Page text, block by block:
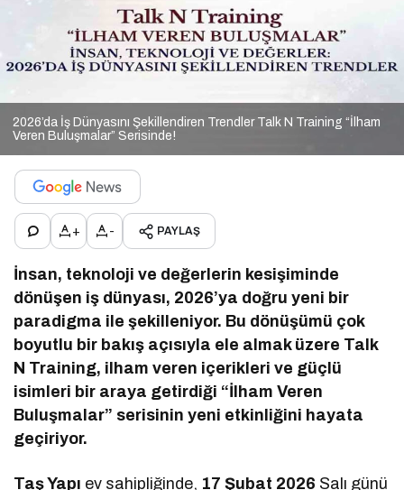
2026’da İş Dünyasını Şekillendiren Trendler Talk N Training “İlham
Veren Buluşmalar” Serisinde!
+ - PAYLAŞ
İnsan, teknoloji ve değerlerin kesişiminde
dönüşen iş dünyası, 2026’ya doğru yeni bir
paradigma ile şekilleniyor. Bu dönüşümü çok
boyutlu bir bakış açısıyla ele almak üzere Talk
N Training, ilham veren içerikleri ve güçlü
isimleri bir araya getirdiği “İlham Veren
Buluşmalar” serisinin yeni etkinliğini hayata
geçiriyor.
Taş Yapı ev sahipliğinde, 17 Şubat 2026 Salı günü